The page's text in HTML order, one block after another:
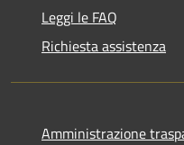
Leggi le FAQ
Richiesta assistenza
Amministrazione